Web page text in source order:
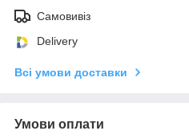
Самовивіз
Delivery
Всі умови доставки
Умови оплати